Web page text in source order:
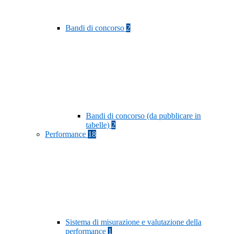
Bandi di concorso 2
Bandi di concorso (da pubblicare in
tabelle) 2
Performance 18
Sistema di misurazione e valutazione della
performance 1